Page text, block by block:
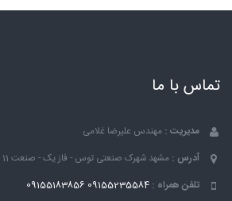
تماس با ما
مدیریت : مهندس علیرضا غلامی
آدرس : مشهد شهرک صنعتی توس - فاز یک - صنعت 11 - قطعه 335
تلفن همراه : 09155235584
09155183856